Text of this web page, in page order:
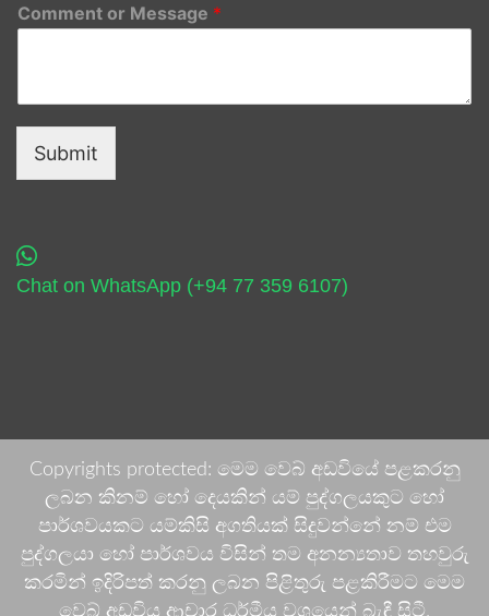
Comment or Message *
Submit
Chat on WhatsApp (+94 77 359 6107)
Copyrights protected: මෙම වෙබ් අඩවියේ පළකරනු
ලබන කිනම් හෝ දෙයකින් යම් පුද්ගලයකුට හෝ
පාර්ශවයකට යම්කිසි අගතියක් සිදුවන්නේ නම් එම
පුද්ගලයා හෝ පාර්ශවය විසින් තම අනන්‍යතාව තහවුරු
කරමින් ඉදිරිපත් කරනු ලබන පිළිතුරු පළකිරීමට මෙම
වෙබ් අඩවිය ආචාර ධර්මීය වශයෙන් බැඳී සිටී.